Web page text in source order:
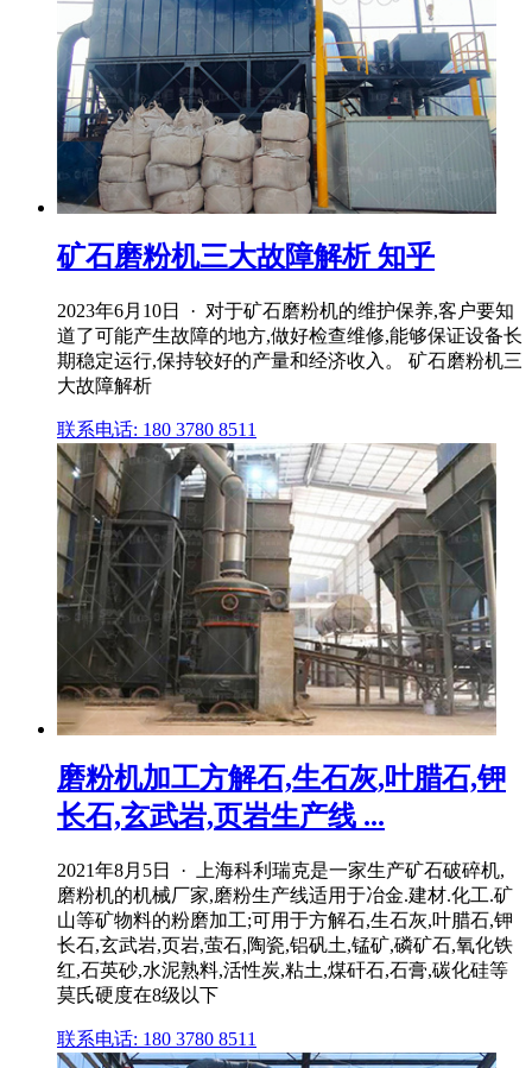
矿石磨粉机三大故障解析 知乎
2023年6月10日 · 对于矿石磨粉机的维护保养,客户要知
道了可能产生故障的地方,做好检查维修,能够保证设备长
期稳定运行,保持较好的产量和经济收入。 矿石磨粉机三
大故障解析
联系电话: 180 3780 8511
磨粉机加工方解石,生石灰,叶腊石,钾
长石,玄武岩,页岩生产线 ...
2021年8月5日 · 上海科利瑞克是一家生产矿石破碎机,
磨粉机的机械厂家,磨粉生产线适用于冶金.建材.化工.矿
山等矿物料的粉磨加工;可用于方解石,生石灰,叶腊石,钾
长石,玄武岩,页岩,萤石,陶瓷,铝矾土,锰矿,磷矿石,氧化铁
红,石英砂,水泥熟料,活性炭,粘土,煤矸石,石膏,碳化硅等
莫氏硬度在8级以下
联系电话: 180 3780 8511